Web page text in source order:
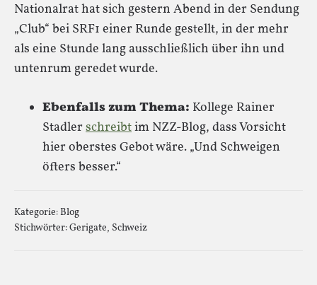
Nationalrat hat sich gestern Abend in der Sendung
„Club“ bei SRF1 einer Runde gestellt, in der mehr
als eine Stunde lang ausschließlich über ihn und
untenrum geredet wurde.
Ebenfalls zum Thema: Kollege Rainer
Stadler schreibtim NZZ-Blog, dass Vorsicht
hier oberstes Gebot wäre. „Und Schweigen
öfters besser.“
Kategorie:Blog
Stichwörter:Gerigate, Schweiz